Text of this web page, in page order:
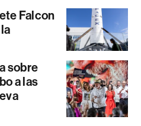
Falcon
sobre
a las